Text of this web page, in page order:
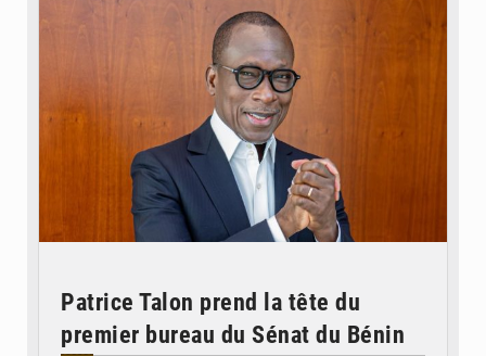
Patrice Talon prend la tête du
premier bureau du Sénat du Bénin